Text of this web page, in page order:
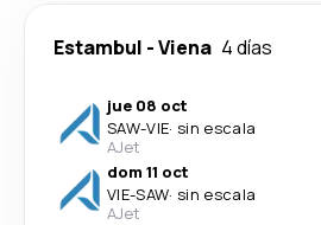
Estambul -Viena 4 días
jue 08 oct
SAW-VIE· sin escala
AJet
dom 11 oct
VIE-SAW· sin escala
AJet